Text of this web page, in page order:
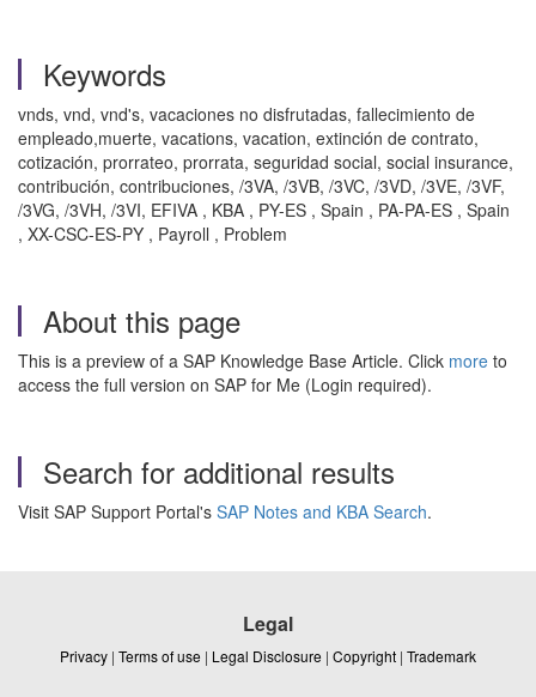
Keywords
vnds, vnd, vnd's, vacaciones no disfrutadas, fallecimiento de
empleado,muerte, vacations, vacation, extinción de contrato,
cotización, prorrateo, prorrata, seguridad social, social insurance,
contribución, contribuciones, /3VA, /3VB, /3VC, /3VD, /3VE, /3VF,
/3VG, /3VH, /3VI, EFIVA , KBA , PY-ES , Spain , PA-PA-ES , Spain
, XX-CSC-ES-PY , Payroll , Problem
About this page
This is a preview of a SAP Knowledge Base Article. Click more to
access the full version on SAP for Me (Login required).
Search for additional results
Visit SAP Support Portal's SAP Notes and KBA Search.
Legal
Privacy | Terms of use | Legal Disclosure | Copyright | Trademark